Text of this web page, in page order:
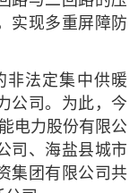
实现多重屏障防
非法定集中供暖
公司。为此，今
电力股份有限公
司、海盐县城市
集团有限公司共